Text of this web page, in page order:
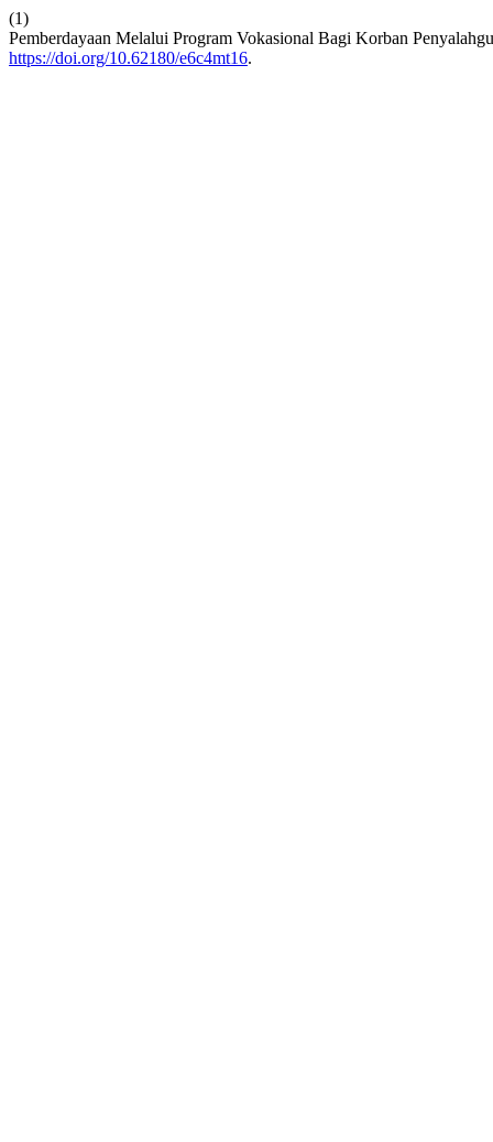
(1)
Pemberdayaan Melalui Program Vokasional Bagi Korban
https://doi.org/10.62180/e6c4mt16.